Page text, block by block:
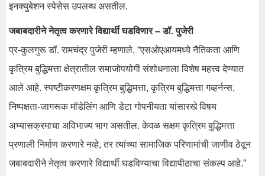
इनक्युबेशन स्पेसेस उपलब्ध असतील.
जबाबदारीने नेतृत्व करणारे विद्यार्थी घडविणार – डॉ. पुजेरी
प्र-कुलगुरू डॉ. रामचंद्र पुजेरी म्हणाले, “एसओएआयमध्ये नैतिकता आणि
कृत्रिम बुद्धिमत्ता क्षेत्रातील समाजोपयोगी संशोधनाला विशेष महत्त्व देण्यात
आले आहे. स्पष्टीकरणक्षम कृत्रिम बुद्धिमत्ता, कृत्रिम बुद्धिमत्ता गव्हर्नन्स,
निष्पक्षता-जागरूक मॉडेलिंग आणि डेटा गोपनीयता यांसारखे विषय
अभ्यासक्रमाचा अविभाज्य भाग असतील. केवळ सक्षम कृत्रिम बुद्धिमत्ता
प्रणाली निर्माण करणारे नव्हे, तर त्यांच्या सामाजिक परिणामांची जाणीव ठेवून
जबाबदारीने नेतृत्व करणारे विद्यार्थी घडविण्याचा विद्यापीठाचा संकल्प आहे.”